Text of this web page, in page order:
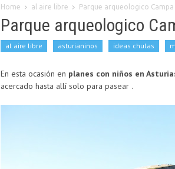
Home al aire libre Parque arqueologico
Parque arqueologico
al aire libre asturianinos ideas chulas
En esta ocasión en planes con niños en
acercado hasta allí solo para pasear .